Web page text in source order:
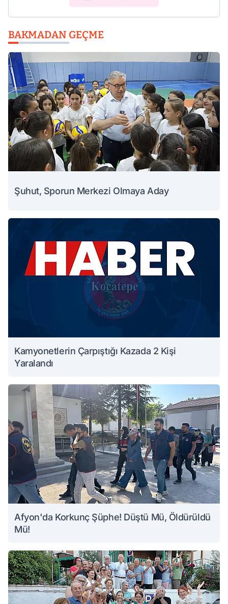
BAKMADAN GEÇME
Şuhut, Sporun Merkezi Olmaya Aday
Kamyonetlerin Çarpıştığı Kazada 2 Kişi
Yaralandı
Afyon'da Korkunç Şüphe! Düştü Mü, Öldürüldü
Mü!